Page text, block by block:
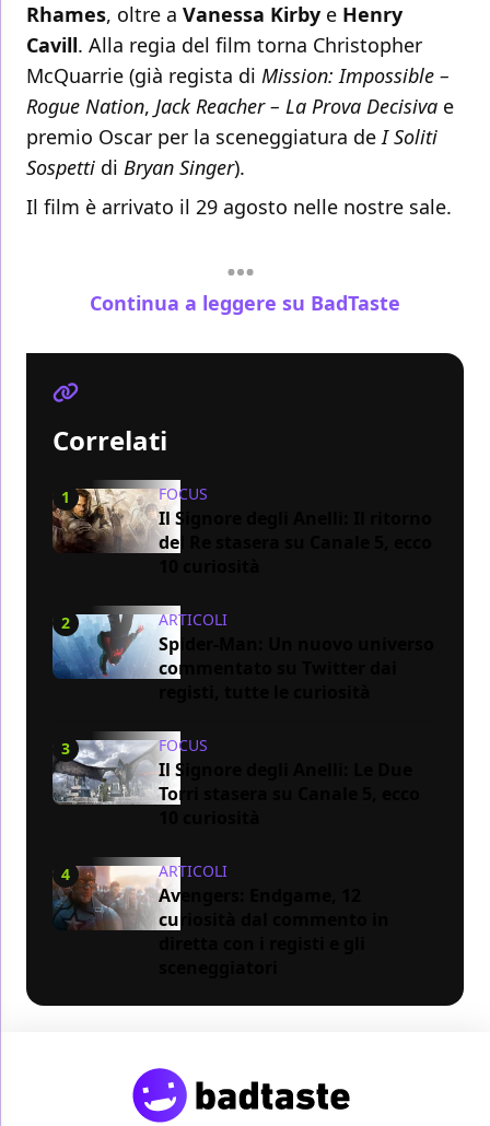
Rhames, oltre a Vanessa Kirby e Henry
Cavill. Alla regia del film torna Christopher
McQuarrie (già regista di Mission: Impossible –
Rogue Nation, Jack Reacher – La Prova Decisiva e
premio Oscar per la sceneggiatura deI Soliti
Sospetti di Bryan Singer).
Il film è arrivato il 29 agosto nelle nostre sale.
Continua a leggere su BadTaste
Correlati
1 FOCUS
Il Signore degli Anelli: Il ritorno
del Re stasera su Canale 5, ecco
2 ARTICOLI
Spider-Man: Un nuovo universo
commentato su Twitter dai
3 FOCUS
Il Signore degli Anelli: Le Due
Torri stasera su Canale 5, ecco
4 ARTICOLI
Avengers: Endgame, 12
curiosità dal commento in